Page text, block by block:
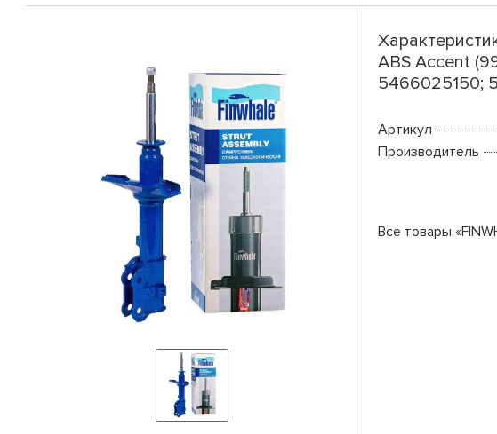
ABS Accent
5466025150;
Артикул
Производитель
Все товары